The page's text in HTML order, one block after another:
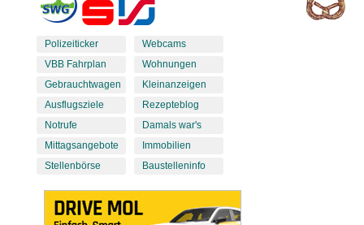
Polizeiticker
VBB Fahrplan
Gebrauchtwagen
Ausflugsziele
Notrufe
Mittagsangebote
Stellenbörse
Webcams
Wohnungen
Kleinanzeigen
Rezepteblog
Damals war's
Immobilien
Baustelleninfo